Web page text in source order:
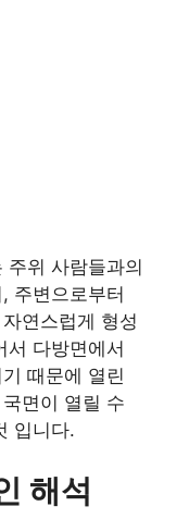
위 사람들과의
주변으로부터
연스럽게 형성
서 다방면에서
때문에 열린
면이 열릴 수
입니다.
해석